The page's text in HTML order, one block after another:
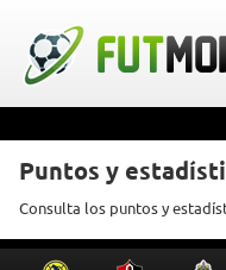
Puntos y
Consulta los puntos y